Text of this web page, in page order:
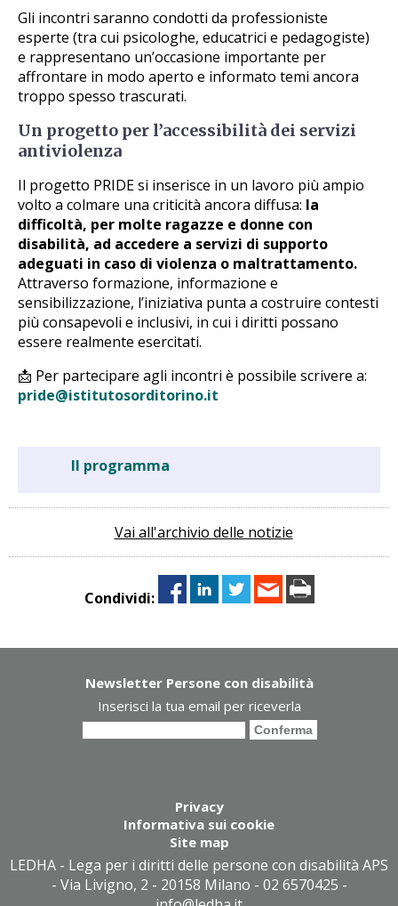
Gli incontri saranno condotti da professioniste
esperte (tra cui psicologhe, educatrici e pedagogiste)
e rappresentano un’occasione importante per
affrontare in modo aperto e informato temi ancora
troppo spesso trascurati.
Un progetto per l’accessibilità dei servizi
antiviolenza
Il progetto PRIDE si inserisce in un lavoro più ampio
volto a colmare una criticità ancora diffusa: la
difficoltà, per molte ragazze e donne con
disabilità, ad accedere a servizi di supporto
adeguati in caso di violenza o maltrattamento.
Attraverso formazione, informazione e
sensibilizzazione, l’iniziativa punta a costruire contesti
più consapevoli e inclusivi, in cui i diritti possano
essere realmente esercitati.
📩 Per partecipare agli incontri è possibile scrivere a:
pride@istitutosorditorino.it
Il programma
Vai all'archivio delle notizie
Condividi:
Newsletter Persone con disabilità
Inserisci la tua email per riceverla
Privacy
Informativa sui cookie
Site map
LEDHA - Lega per i diritti delle persone con disabilità APS
- Via Livigno, 2 - 20158 Milano - 02 6570425 -